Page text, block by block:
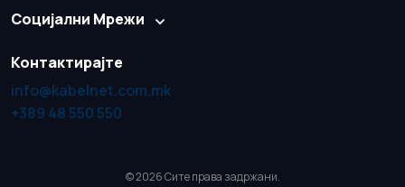
Социјални Мрежи
Контактирајте
info@kabelnet.com.mk
+389 48 550 550
© 2026 Сите права задржани.